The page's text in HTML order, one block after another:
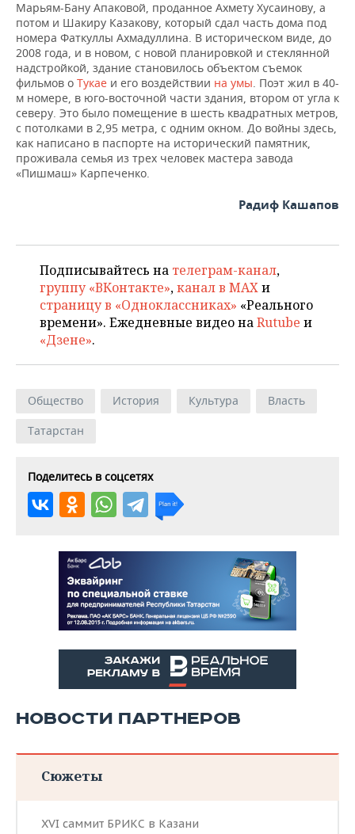
Марьям-Бану Апаковой, проданное Ахмету Хусаинову, а
потом и Шакиру Казакову, который сдал часть дома под
номера Фаткуллы Ахмадуллина. В историческом виде, до
2008 года, и в новом, с новой планировкой и стеклянной
надстройкой, здание становилось объектом съемок
фильмов о Тукае и его воздействии на умы. Поэт жил в 40-
м номере, в юго-восточной части здания, втором от угла к
северу. Это было помещение в шесть квадратных метров,
с потолками в 2,95 метра, с одним окном. До войны здесь,
как написано в паспорте на исторический памятник,
проживала семья из трех человек мастера завода
«Пишмаш» Карпеченко.
Радиф Кашапов
Подписывайтесь на телеграм-канал,
группу «ВКонтакте»,канал в MAXи
страницу в «Одноклассниках» «Реального
времени». Ежедневные видео наRutube и
«Дзене».
Общество История Культура
Власть
Татарстан
Поделитесь в соцсетях
НОВОСТИ ПАРТНЕРОВ
Сюжеты
XVI саммит БРИКС в Казани